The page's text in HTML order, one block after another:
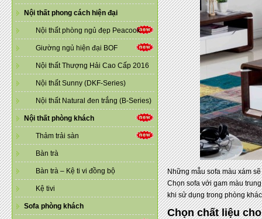
Nội thất phong cách hiện đại
Nội thất phòng ngủ đẹp Peacook
Giường ngủ hiện đại BOF
Nội thất Thượng Hải Cao Cấp 2016
Nội thất Sunny (DKF-Series)
Nội thất Natural đen trắng (B-Series)
Nội thất phòng khách
Thảm trải sàn
Bàn trà
Bàn trà – Kệ ti vi đồng bộ
Kệ tivi
Sofa phòng khách
Những mẫu sofa màu xám
Chọn sofa với gam màu
khi sử dụng trong phòng
Chọn chất liệu